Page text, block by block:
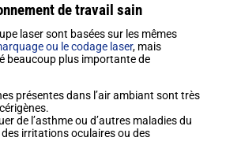
de travail sain
laser sont basées sur les mêmes
ou le codage laser, mais
beaucoup plus importante de
présentes dans l’air ambiant sont très
de l’asthme ou d’autres maladies du
irritations oculaires ou des